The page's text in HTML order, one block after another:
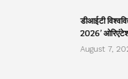
डीआईटी
2026’
August 7,